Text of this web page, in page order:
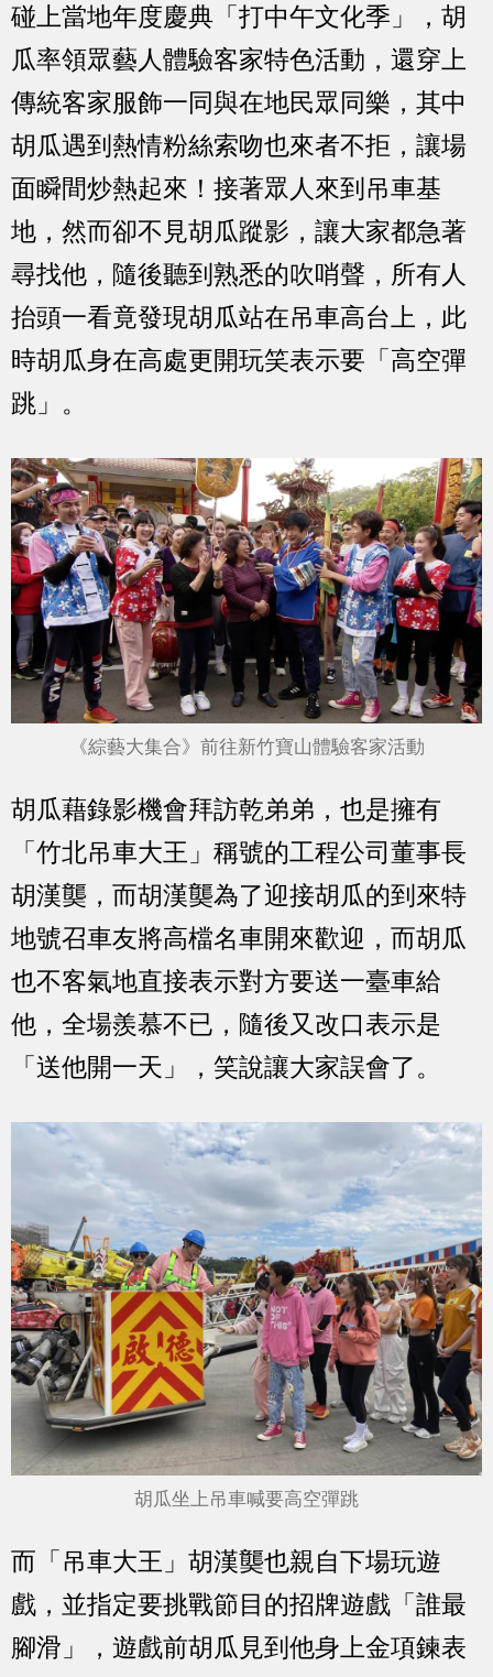
碰上當地年度慶典「打中午文化季」，胡
瓜率領眾藝人體驗客家特色活動，還穿上
傳統客家服飾一同與在地民眾同樂，其中
胡瓜遇到熱情粉絲索吻也來者不拒，讓場
面瞬間炒熱起來！接著眾人來到吊車基
地，然而卻不見胡瓜蹤影，讓大家都急著
尋找他，隨後聽到熟悉的吹哨聲，所有人
抬頭一看竟發現胡瓜站在吊車高台上，此
時胡瓜身在高處更開玩笑表示要「高空彈
跳」。
《綜藝大集合》前往新竹寶山體驗客家活動
胡瓜藉錄影機會拜訪乾弟弟，也是擁有
「竹北吊車大王」稱號的工程公司董事長
胡漢龑，而胡漢龑為了迎接胡瓜的到來特
地號召車友將高檔名車開來歡迎，而胡瓜
也不客氣地直接表示對方要送一臺車給
他，全場羨慕不已，隨後又改口表示是
「送他開一天」，笑說讓大家誤會了。
胡瓜坐上吊車喊要高空彈跳
而「吊車大王」胡漢龑也親自下場玩遊
戲，並指定要挑戰節目的招牌遊戲「誰最
腳滑」，遊戲前胡瓜見到他身上金項鍊表